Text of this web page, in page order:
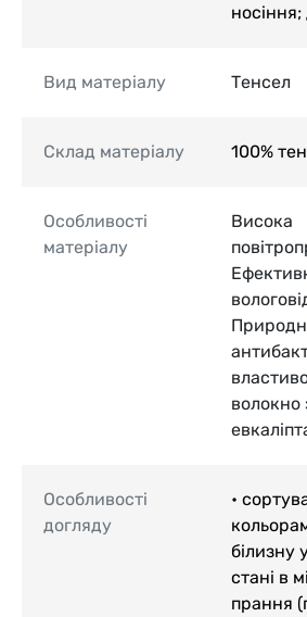
Вид матеріалу Тенсел
Склад матеріалу 100%
Особливості
матеріалу
Висока
волокно
Особливості
догляду
•
білизну
стані в
прання